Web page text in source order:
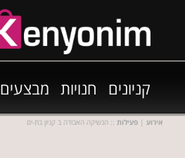
קניונים חנויות מבצעים
אירוע | פעילות :: הנשיקה האבודה ב קניון בת-ים